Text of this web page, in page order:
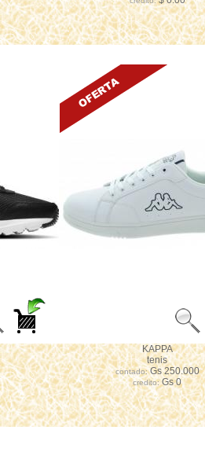
KAPPA
tenis
contado:Gs 250.000
credito:Gs 0